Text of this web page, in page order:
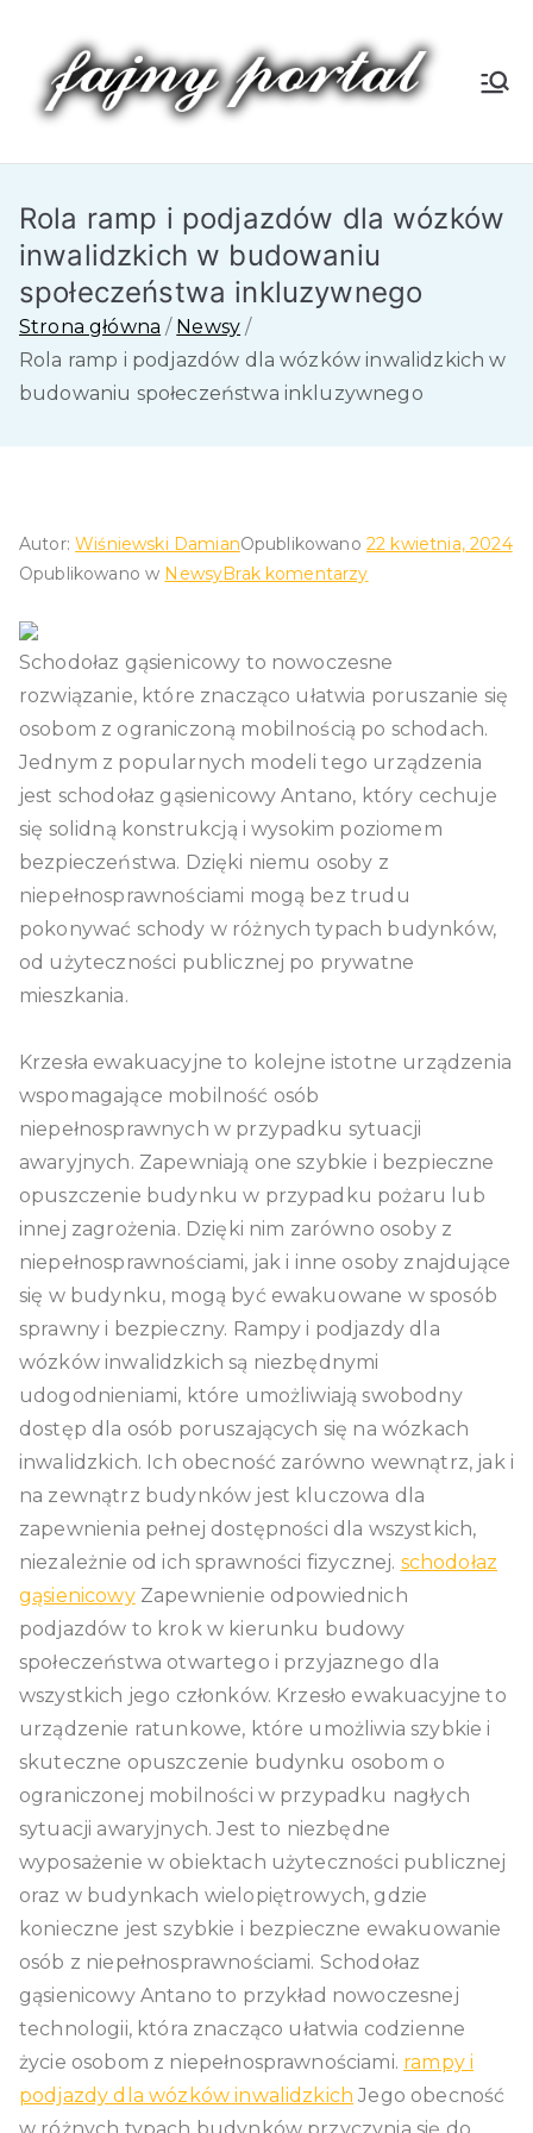
treści
Fa
jn
y
or
Rola ramp i podjazdów dla wózków
inwalidzkich w budowaniu
społeczeństwa inkluzywnego
Strona główna
Newsy
Rola ramp i podjazdów dla wózków inwalidzkich w
budowaniu społeczeństwa inkluzywnego
Autor:Wiśniewski DamianOpublikowano 22 kwietnia, 2024
Opublikowano w NewsyBrak komentarzydo
i
podjazdów
dla
wózków
inwalidzkich
budowaniu
społeczeństwa
inkluzywnego
Schodołaz gąsienicowy to nowoczesne
rozwiązanie, które znacząco ułatwia poruszanie się
osobom z ograniczoną mobilnością po schodach.
Jednym z popularnych modeli tego urządzenia
jest schodołaz gąsienicowy Antano, który cechuje
się solidną konstrukcją i wysokim poziomem
bezpieczeństwa. Dzięki niemu osoby z
niepełnosprawnościami mogą bez trudu
pokonywać schody w różnych typach budynków,
od użyteczności publicznej po prywatne
mieszkania.
Krzesła ewakuacyjne to kolejne istotne urządzenia
wspomagające mobilność osób
niepełnosprawnych w przypadku sytuacji
awaryjnych. Zapewniają one szybkie i bezpieczne
opuszczenie budynku w przypadku pożaru lub
innej zagrożenia. Dzięki nim zarówno osoby z
niepełnosprawnościami, jak i inne osoby znajdujące
się w budynku, mogą być ewakuowane w sposób
sprawny i bezpieczny. Rampy i podjazdy dla
wózków inwalidzkich są niezbędnymi
udogodnieniami, które umożliwiają swobodny
dostęp dla osób poruszających się na wózkach
inwalidzkich. Ich obecność zarówno wewnątrz, jak i
na zewnątrz budynków jest kluczowa dla
zapewnienia pełnej dostępności dla wszystkich,
niezależnie od ich sprawności fizycznej. schodołaz
gąsienicowyZapewnienie odpowiednich
podjazdów to krok w kierunku budowy
społeczeństwa otwartego i przyjaznego dla
wszystkich jego członków. Krzesło ewakuacyjne to
urządzenie ratunkowe, które umożliwia szybkie i
skuteczne opuszczenie budynku osobom o
ograniczonej mobilności w przypadku nagłych
sytuacji awaryjnych. Jest to niezbędne
wyposażenie w obiektach użyteczności publicznej
oraz w budynkach wielopiętrowych, gdzie
konieczne jest szybkie i bezpieczne ewakuowanie
osób z niepełnosprawnościami. Schodołaz
gąsienicowy Antano to przykład nowoczesnej
technologii, która znacząco ułatwia codzienne
życie osobom z niepełnosprawnościami. rampy i
podjazdy dla wózków inwalidzkich Jego obecność